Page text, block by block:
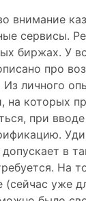
внимание
сервисы.
биржах. У
про
личного
на которых
при
в
На
(сейчас уже